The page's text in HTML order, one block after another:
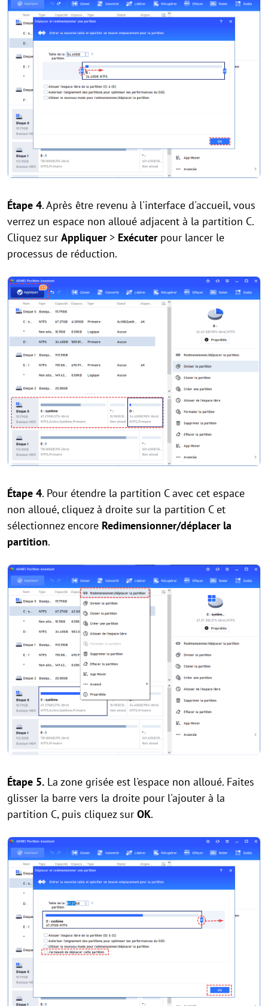
Étape 4. Après être revenu à l'interface d'accueil, vous
verrez un espace non alloué adjacent à la partition C.
Cliquez sur Appliquer > Exécuterpour lancer le
processus de réduction.
Étape 4. Pour étendre la partition C avec cet espace
non alloué, cliquez à droite sur la partition C et
sélectionnez encore Redimensionner/déplacer la
partition.
Étape 5. La zone grisée est l'espace non alloué. Faites
glisser la barre vers la droite pour l'ajouter à la
partition C, puis cliquez sur OK.